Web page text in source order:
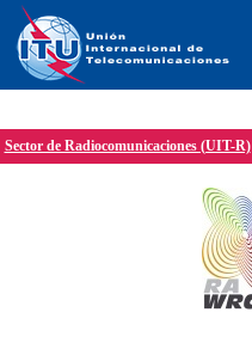
Sector de Radiocomunicaciones (UIT-R)